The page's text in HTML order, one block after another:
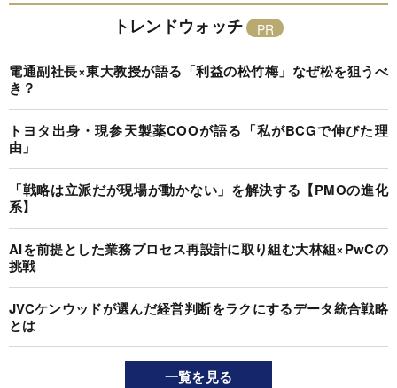
トレンドウォッチ
電通副社長×東大教授が語る「利益の松竹梅」なぜ松を狙うべ
き？
トヨタ出身・現参天製薬COOが語る「私がBCGで伸びた理
由」
「戦略は立派だが現場が動かない」を解決する【PMOの進化
系】
AIを前提とした業務プロセス再設計に取り組む大林組×PwCの
挑戦
JVCケンウッドが選んだ経営判断をラクにするデータ統合戦略
とは
一覧を見る